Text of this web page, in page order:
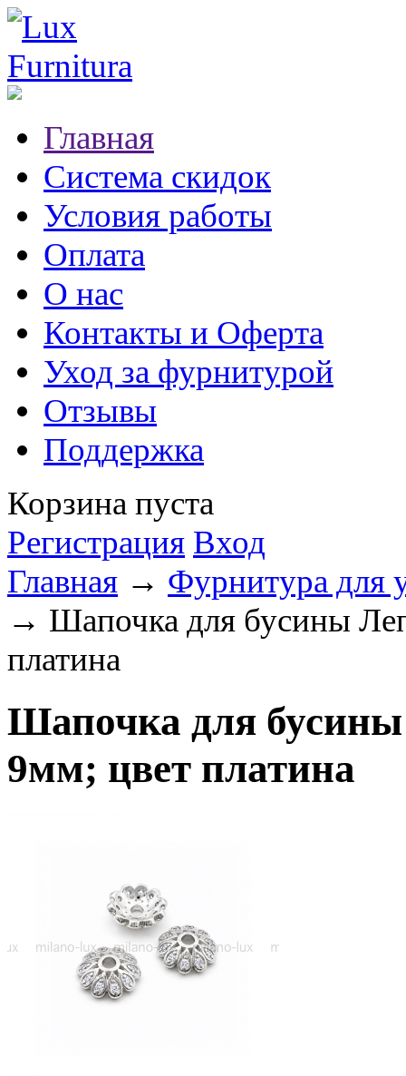
Главная
Система скидок
Условия работы
Оплата
О нас
Контакты и Оферта
Уход за фурнитурой
Отзывы
Поддержка
Корзина пуста
Регистрация Вход
Главная → Фурнитура для
→ Шапочка для бусины
платина
Шапочка для
9мм; цвет платина